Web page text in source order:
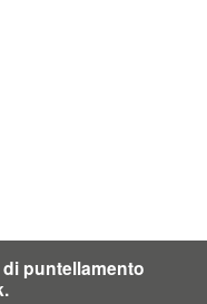
puntellamento